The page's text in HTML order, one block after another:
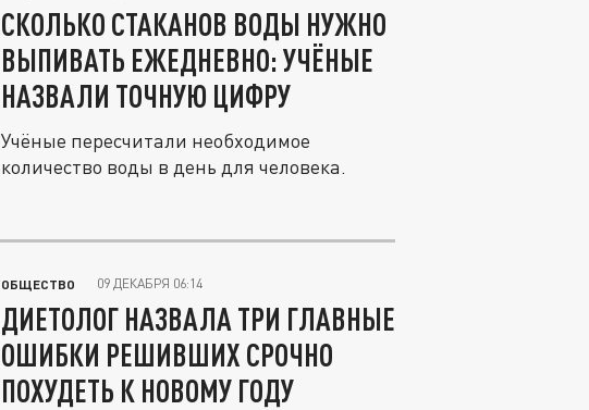
СКОЛЬКО СТАКАНОВ ВОДЫ НУЖНО
ВЫПИВАТЬ ЕЖЕДНЕВНО: УЧЁНЫЕ
НАЗВАЛИ ТОЧНУЮ ЦИФРУ
Учёные пересчитали необходимое
количество воды в день для человека.
ОБЩЕСТВО 09 ДЕКАБРЯ 06:14
ДИЕТОЛОГ НАЗВАЛА ТРИ ГЛАВНЫЕ
ОШИБКИ РЕШИВШИХ СРОЧНО
ПОХУДЕТЬ К НОВОМУ ГОДУ